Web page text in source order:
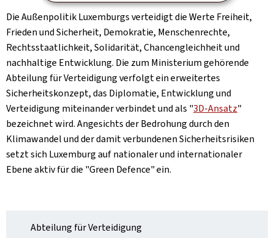
Die Außenpolitik Luxemburgs verteidigt die Werte Freiheit,
Frieden und Sicherheit, Demokratie, Menschenrechte,
Rechtsstaatlichkeit, Solidarität, Chancengleichheit und
nachhaltige Entwicklung. Die zum Ministerium gehörende
Abteilung für Verteidigung verfolgt ein erweitertes
Sicherheitskonzept, das Diplomatie, Entwicklung und
Verteidigung miteinander verbindet und als "3D-Ansatz"
bezeichnet wird. Angesichts der Bedrohung durch den
Klimawandel und der damit verbundenen Sicherheitsrisiken
setzt sich Luxemburg auf nationaler und internationaler
Ebene aktiv für die "Green Defence" ein.
Abteilung für Verteidigung